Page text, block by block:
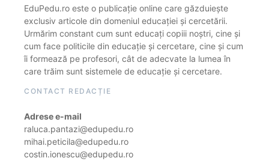
EduPedu.ro este o publicație online care găzduiește
exclusiv articole din domeniul educației și cercetării.
Urmărim constant cum sunt educați copiii noștri, cine și
cum face politicile din educație și cercetare, cine și cum
îi formează pe profesori, cât de adecvate la lumea în
care trăim sunt sistemele de educație și cercetare.
CONTACT REDACȚIE
Adrese e-mail
raluca.pantazi@edupedu.ro
mihai.peticila@edupedu.ro
costin.ionescu@edupedu.ro